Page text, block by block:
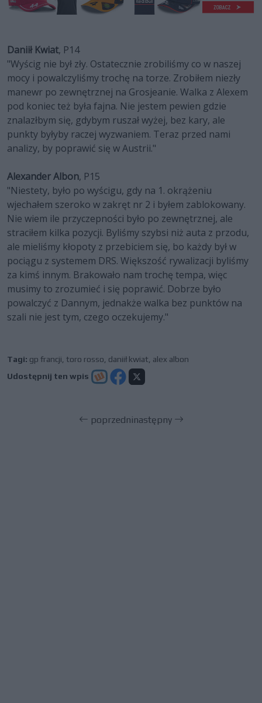
Daniił Kwiat, P14
"Wyścig nie był zły. Ostatecznie zrobiliśmy co w naszej
mocy i powalczyliśmy trochę na torze. Zrobiłem niezły
manewr po zewnętrznej na Grosjeanie. Walka z Alexem
pod koniec też była fajna. Nie jestem pewien gdzie
znalazłbym się, gdybym ruszał wyżej, bez kary, ale
punkty byłyby raczej wyzwaniem. Teraz przed nami
analizy, by poprawić się w Austrii."
Alexander Albon, P15
"Niestety, było po wyścigu, gdy na 1. okrążeniu
wjechałem szeroko w zakręt nr 2 i byłem zablokowany.
Nie wiem ile przyczepności było po zewnętrznej, ale
straciłem kilka pozycji. Byliśmy szybsi niż auta z przodu,
ale mieliśmy kłopoty z przebiciem się, bo każdy był w
pociągu z systemem DRS. Większość rywalizacji byliśmy
za kimś innym. Brakowało nam trochę tempa, więc
musimy to zrozumieć i się poprawić. Dobrze było
powalczyć z Dannym, jednakże walka bez punktów na
szali nie jest tym, czego oczekujemy."
Tagi: gp francji toro rosso daniił kwiat alex albon
Udostępnij ten wpis
poprzedninastępny